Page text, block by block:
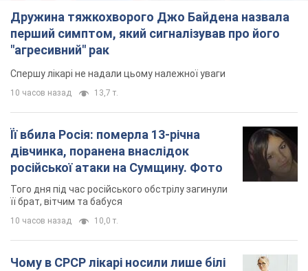
Дружина тяжкохворого Джо Байдена назвала
перший симптом, який сигналізував про його
"агресивний" рак
Спершу лікарі не надали цьому належної уваги
10 часов назад 13,7 т.
Її вбила Росія: померла 13-річна
дівчинка, поранена внаслідок
російської атаки на Сумщину. Фото
Того дня під час російського обстрілу загинули
її брат, вітчим та бабуся
10 часов назад 10,0 т.
Чому в СРСР лікарі носили лише білі